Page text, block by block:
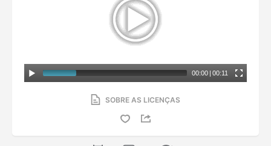
00:00 | 00:11
SOBRE AS LICENÇAS